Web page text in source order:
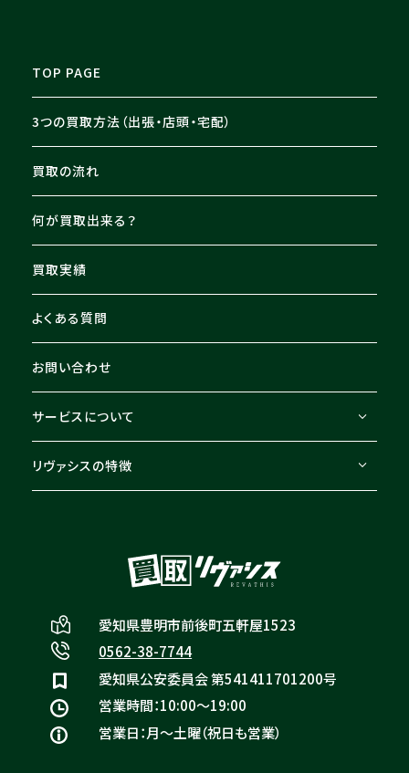
愛知県豊明市前後町五軒屋1523
0562-38-7744
愛知県公安委員会 第541411701200号
営業時間：10:00〜19:00
営業日：月〜土曜（祝日も営業）
TOP PAGE
3つの買取方法（出張・店頭・宅配）
買取の流れ
何が買取出来る？
買取実績
よくある質問
お問い合わせ
サービスについて
リヴァシスの特徴